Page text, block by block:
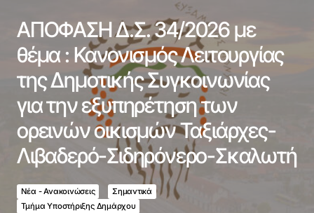
ΑΠΟΦΑΣΗ Δ.Σ. 34/2026 με
θέμα : Κανονισμός Λειτουργίας
της Δημοτικής Συγκοινωνίας
για την εξυπηρέτηση των
ορεινών οικισμών Ταξιάρχες-
Λιβαδερό-Σιδηρόνερο-Σκαλωτή
Νέα - Ανακοινώσεις
Σημαντικά
Τμήμα Υποστήριξης Δημάρχου